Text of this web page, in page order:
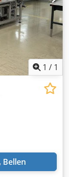
1 / 1
Bellen